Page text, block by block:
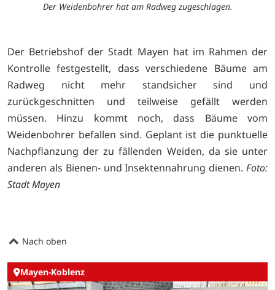
Der Weidenbohrer hat am Radweg zugeschlagen.
Der Betriebshof der Stadt Mayen hat im Rahmen der
Kontrolle festgestellt, dass verschiedene Bäume am
Radweg nicht mehr standsicher sind und
zurückgeschnitten und teilweise gefällt werden
müssen. Hinzu kommt noch, dass Bäume vom
Weidenbohrer befallen sind. Geplant ist die punktuelle
Nachpflanzung der zu fällenden Weiden, da sie unter
anderen als Bienen- und Insektennahrung dienen. Foto:
Stadt Mayen
Nach oben
Mayen-Koblenz